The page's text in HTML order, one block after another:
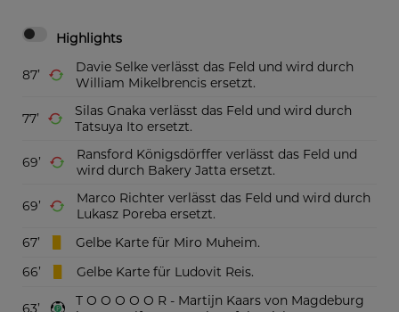
Highlights
87
Davie Selke verlässt das Feld und wird durch
William Mikelbrencis ersetzt.
77
Silas Gnaka verlässt das Feld und wird durch
Tatsuya Ito ersetzt.
69
Ransford Königsdörffer verlässt das Feld und
wird durch Bakery Jatta ersetzt.
69
Marco Richter verlässt das Feld und wird durch
Lukasz Poreba ersetzt.
67
Gelbe Karte für Miro Muheim.
66
Gelbe Karte für Ludovit Reis.
63
T O O O O O R - Martijn Kaars von Magdeburg